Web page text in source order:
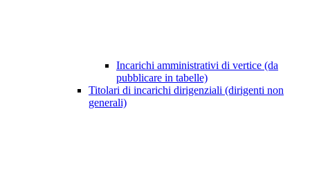
Incarichi amministrativi di vertice (da
pubblicare in tabelle)
Titolari di incarichi dirigenziali (dirigenti non
generali)